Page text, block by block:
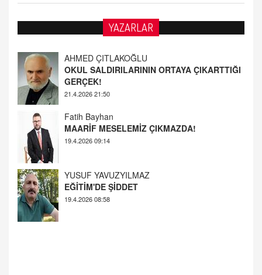
YAZARLAR
AHMED ÇITLAKOĞLU
OKUL SALDIRILARININ ORTAYA ÇIKARTTIĞI
21.4.2026 21:50
Fatih Bayhan
MAARİF MESELEMİZ ÇIKMAZDA!
YUSUF YAVUZYILMAZ